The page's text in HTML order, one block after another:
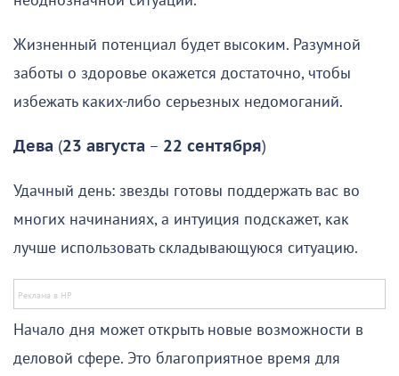
Жизненный потенциал будет высоким. Разумной
заботы о здоровье окажется достаточно, чтобы
избежать каких-либо серьезных недомоганий.
Дева (23 августа – 22 сентября)
Удачный день: звезды готовы поддержать вас во
многих начинаниях, а интуиция подскажет, как
лучше использовать складывающуюся ситуацию.
Начало дня может открыть новые возможности в
деловой сфере. Это благоприятное время для